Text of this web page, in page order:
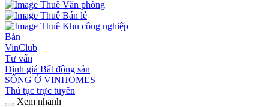
Thuê Văn phòng
Thuê Bán lẻ
Thuê Khu công nghiệp
Bán
VinClub
Tư vấn
Định giá Bất động sản
SỐNG Ở VINHOMES
Thủ tục trực tuyến
Xem nhanh